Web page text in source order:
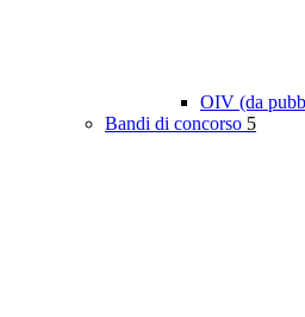
OIV (da
Bandi di concorso 5